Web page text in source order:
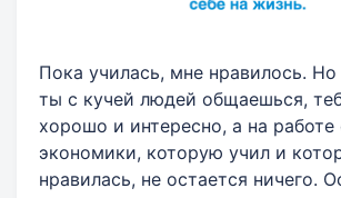
Пока училась, мне нравилось. Но
ты с кучей людей общаешься,
хорошо и интересно, а на работе
экономики, которую учил и
нравилась, не остается ничего.